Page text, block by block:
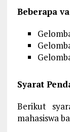
Beberapa
Syarat
Berikut
mahasiswa